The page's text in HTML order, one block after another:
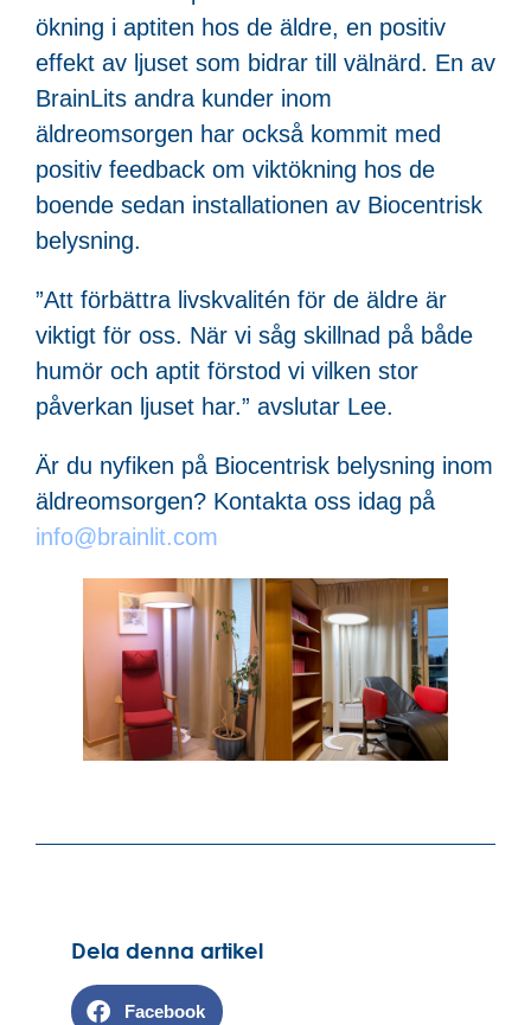
ökning i aptiten hos de äldre, en positiv
effekt av ljuset som bidrar till välnärd. En av
BrainLits andra kunder inom
äldreomsorgen har också kommit med
positiv feedback om viktökning hos de
boende sedan installationen av Biocentrisk
belysning.
”Att förbättra livskvalitén för de äldre är
viktigt för oss. När vi såg skillnad på både
humör och aptit förstod vi vilken stor
påverkan ljuset har.” avslutar Lee.
Är du nyfiken på Biocentrisk belysning inom
äldreomsorgen? Kontakta oss idag på
info@brainlit.com
Dela denna artikel
Facebook